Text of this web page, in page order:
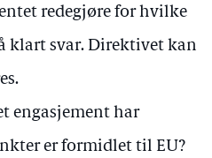
redegjøre for hvilke
klart svar. Direktivet kan
engasjement har
er formidlet til EU?